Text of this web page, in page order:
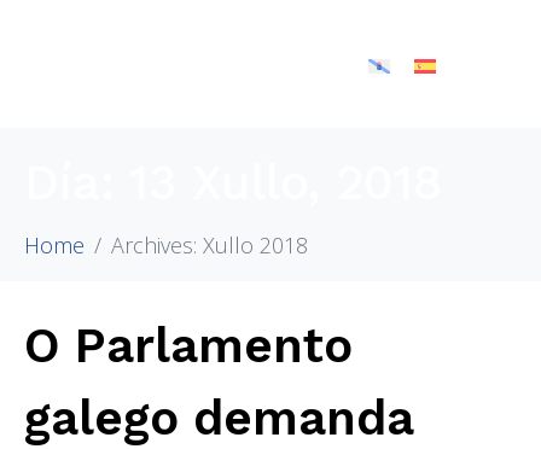
Home Archives: Xullo 2018
O Parlamento
galego demanda